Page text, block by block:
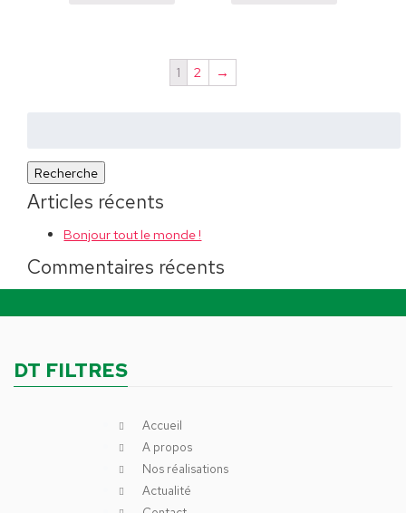
1 2 →
Recherche
Articles récents
Bonjour tout le monde !
Commentaires récents
DT FILTRES
Accueil
A propos
Nos réalisations
Actualité